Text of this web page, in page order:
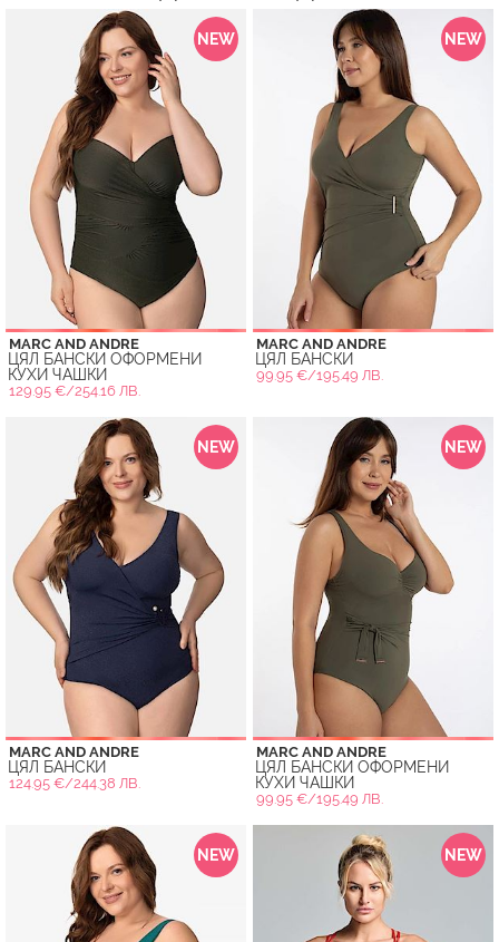
NEW
MARC AND ANDRE
ЦЯЛ БАНСКИ ОФОРМЕНИ
КУХИ ЧАШКИ
129.95 €/254.16 ЛВ.
NEW
MARC AND ANDRE
ЦЯЛ БАНСКИ
99.95 €/195.49 ЛВ.
NEW
MARC AND ANDRE
ЦЯЛ БАНСКИ
124.95 €/244.38 ЛВ.
NEW
MARC AND ANDRE
ЦЯЛ БАНСКИ ОФОРМЕНИ
КУХИ ЧАШКИ
99.95 €/195.49 ЛВ.
NEW NEW